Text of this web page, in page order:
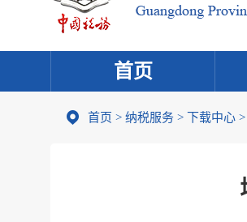
首页
首页 > 纳税服务 > 下载中心 >